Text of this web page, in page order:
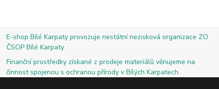
E-shop Bílé Karpaty provozuje nestátní nezisková organizace ZO
ČSOP Bílé Karpaty.
Finanční prostředky získané z prodeje materiálů věnujeme na
činnost spojenou s ochranou přírody v Bílých Karpatech.